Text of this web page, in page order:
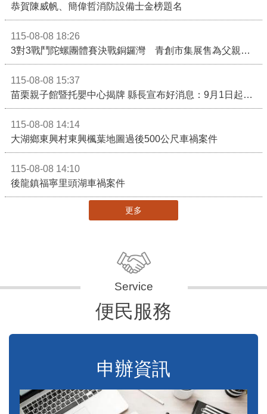
恭賀陳威帆、簡偉哲消防設備士金榜題名
115-08-08 18:26
115-08-08 15:37
115-08-08 14:14
大湖鄉東興村東興楓葉地圖過後500公尺車禍案件
115-08-08 14:10
後龍鎮福寧里頭湖車禍案件
更多
便民服務
申辦資訊